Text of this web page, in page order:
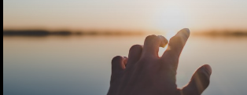
ハイ